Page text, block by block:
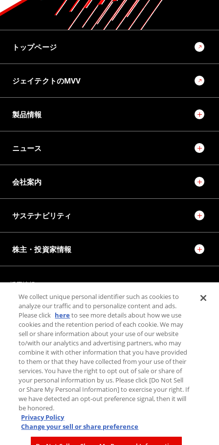
トップページ
ジェイテクトのMVV
製品情報
ニュース
会社案内
サステナビリティ
株主・投資家情報
採用情報 JTEKT STORIES
JTEKT SPORTS
JTEKT ENGINEERING JOURNAL
施設紹介
お問い合わせ
個人情報保護方針
利用規約
利用者情報の外部送信について
© JTEKT Corporation.
We collect unique personal identifier such as cookies to
analyze our traffic and to personalize content and ads.
Please click here to see more details about how we use
cookies and the retention period of each cookie. We may
sell or share information about your use of our website
to/with our analytics and advertising partners, who may
combine it with other information that you have provided
to them or that they have collected from your use of their
services. You have the right to opt out of sale or share of
your personal information by us. Please click [Do Not Sell
or Share My Personal Information] to exercise your right. If
we have detected an opt-out preference signal, then it will
be honored.
Privacy Policy
Change your sell or share preference